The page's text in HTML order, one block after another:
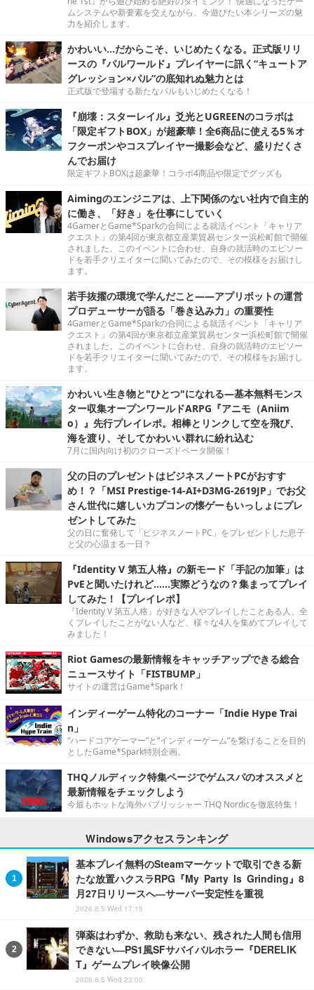
ムシステムや新要素を交えながら、今遊びたい本シリーズの魅
力を紹介します。
かわいい…だからこそ、いじめたくなる。正式版リリ
ースの『パルワールド』プレイヤーに訊く“キュートア
グレッション×パル”の底知れぬ魅力とは
正式版で登場する新たなパルもいじめたくなる！
『崩壊：スターレイル』爻光とUGREENのコラボは
「限定ギフトBOX」が超豪華！全6商品に使える5％オ
フクーポンやコスプレイヤー撮影会など、盛りだくさ
んでお届け
限定ギフトBOXは超豪華！コラボ4商品や限定でグッズも
Aimingのエンジニアは、上下関係のない社内で自主的
に働き、「好き」を仕事にしていく
4GamerとGame*Sparkの合同による就活イベント「キャリア
クエスト」の第4回が東京都立産業貿易センター浜松町館で開催
されました。このイベントに合わせ、自身の就活時のエピソー
ドを若手クリエイターに聞いてみたので、その模様をお届けし
ます。
若手抜擢の環境で学んだこと――アプリボットの運営
プロデューサーが語る「巻き込み力」の重要性
4GamerとGame*Sparkの合同による就活イベント「キャリア
クエスト」の第4回が東京都立産業貿易センター浜松町館で開催
されました。このイベントに合わせ、自身の就活時のエピソー
ドを若手クリエイターに聞いてみたので、その模様をお届けし
ます。
かわいい生き物と"ひとつ"になれる―基本無料モンス
ター収集オープンワールドARPG『アニモ（Aniim
o）』先行プレイレポ。相棒とリンクして空を飛び、
海を渡り、そしてかわいい群れに紛れ込む
7月に国内向け初のクローズドベータ開催！
父の日のプレゼントはビジネスノートPCがおすす
め！？「MSI Prestige-14-AI+D3MG-2619JP」でお父
さん世代に嬉しいカプコンの懐ゲーもいっしょにプレ
ゼントしてみた
父の日に奮発して「ビジネスノートPC」をプレゼントした息子
と父の心温まる一日？
『Identity V 第五人格』の新モード「手記の加筆」は
PvEと聞いたけれど……実際どうなの？集まってプレイ
してみた！【プレイレポ】
『Identity V 第五人格』が好きな人やプレイしたことある人、全
くプレイしたことがない人など、様々な4人を集めてプレイして
みました！
Riot Gamesの最新情報をキャッチアップできる総合
ニュースサイト「FISTBUMP」
サイトの運営はGame*Spark！
インディーゲーム特化のコーナー「Indie Hype Trai
n」
“ハードコアゲーマー”と“インディーゲーム”を繋げることを目的
としたGame*Spark特別企画。
THQノルディック特集ページでゲムスパのオススメと
最新情報をチェックしよう
今最もホットな海外パブリッシャー THQ Nordicを徹底特集！
Windowsアクセスランキング
基本プレイ無料のSteamマーケットで取引できる新
たな放置ハクスラRPG『My Party Is Grinding』8
月27日リリースへ―サーバー安定性を重視
2026.8.5 Wed 17:15
弾薬はわずか、救助も来ない、残された人間も信用
できない―PS1風SFサバイバルホラー『DERELIK
T』ゲームプレイ映像公開
2026.8.5 Wed 23:00